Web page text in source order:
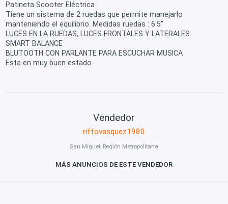
Patineta Scooter Eléctrica
Tiene un sistema de 2 ruedas que permite manejarlo
manteniendo el equilibrio. Medidas ruedas : 6.5"
LUCES EN LA RUEDAS, LUCES FRONTALES Y LATERALES
SMART BALANCE
BLUTOOTH CON PARLANTE PARA ESCUCHAR MUSICA
Esta en muy buen estado
Vendedor
riffovasquez1980
San Miguel, Región Metropolitana
MÁS ANUNCIOS DE ESTE VENDEDOR